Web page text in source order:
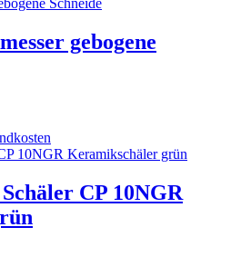
gebogene
CP 10NGR